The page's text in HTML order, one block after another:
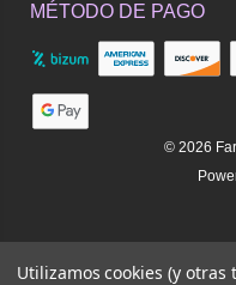
MÉTODO DE PAGO
© 2026
Utilizamos cookies (y